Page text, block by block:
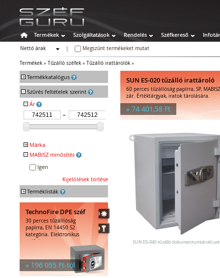
Termékek Szolgáltatások Rendelés Széfkereső Infotár
Nettó árak
Megszűnt termékeket mutat
Termékek » Tűzálló széfek » Tűzálló irattárolók »
+ Termékkatalógus
Széfek
Értékszéfek
Tűzálló széfek
Tűzálló függőmappa-tárolók
Tűz- és vízálló irat- és
adattárolók
Tűzálló irattárolók
Tűzálló adattárolók
Kombinált adattárolók
Speciális széfek
Hotelszéfek
Egyéb tárolók
Kiegészítők széfhez
Széfzárak
- Szűrés feltételek szerint
- Ár
+ Márka
SUN
- MABISZ minősítés
Igen
Kijelölések törlése
+ Terméklisták
TechnoFire DPE széf
30 perces tűzálllóság
papírra, EN 14450 S2
kategória. Elektronikus
széfzár.
» 196 055 Ft-tól
SUN ES-020 tűzálló irattároló
60 perces tűzállóság papírra, SP,
zár. Értéktárgyak, iratok tárolására.
» 74 401,58 Ft
SUN ES-045 tűzálló dokumentumtároló